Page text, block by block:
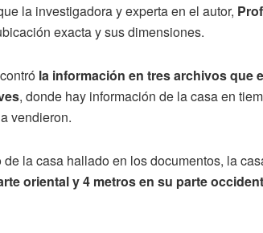
la investigadora y experta en el autor,
exacta y sus dimensiones.
la información en tres archivos que
, donde hay información de la casa en
vendieron.
la casa hallado en los documentos, la
oriental y 4 metros en su parte